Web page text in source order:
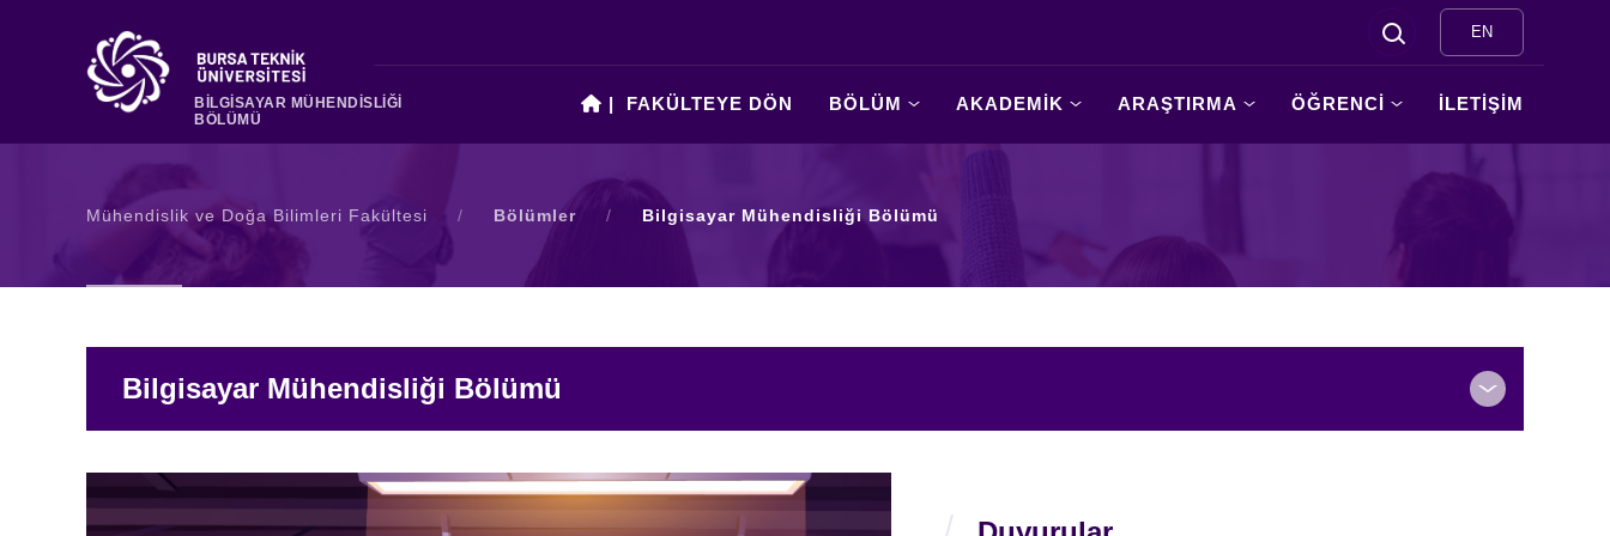
BİLGİSAYAR MÜHENDİSLİĞİ
BÖLÜMÜ
EN
| FAKÜLTEYE DÖN BÖLÜM AKADEMİK ARAŞTIRMA ÖĞRENCİ İLETİŞİM
Mühendislik ve Doğa Bilimleri Fakültesi / Bölümler / Bilgisayar Mühendisliği Bölümü
Bilgisayar Mühendisliği Bölümü